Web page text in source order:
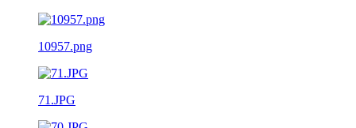
10957.png
71.JPG